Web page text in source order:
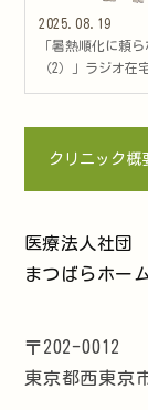
2025.08.19
「暑熱順化に頼ら
（2）」ラジオ在
クリニック概
医療法人社団
まつばらホー
〒202-0012
東京都西東京